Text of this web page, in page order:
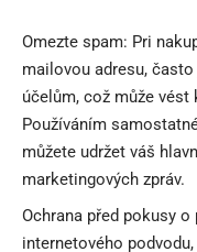
Omezte spam: Pri
mailovou adresu,
účelům, což může
Používáním
můžete udržet váš
marketingových zpráv.
Ochrana před pokusy
internetového